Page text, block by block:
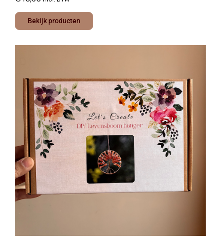
Bekijk producten